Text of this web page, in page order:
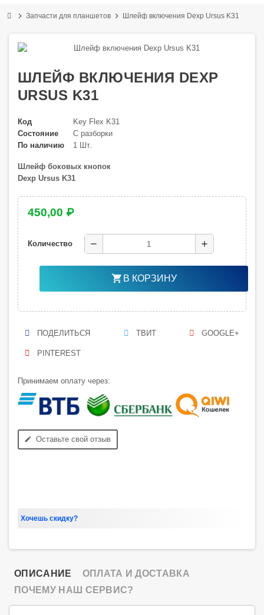
chevron_right Запчасти для планшетов chevron_right Шлейф включения Dexp Ursus K31
ШЛЕЙФ ВКЛЮЧЕНИЯ DEXP
URSUS K31
Код
Key Flex K31
Состояние
С разборки
По наличию
1 Шт.
Шлейф боковых кнопок
Dexp Ursus K31
450,00 ₽
Количество remove add
shopping_cart В КОРЗИНУ
ПОДЕЛИТЬСЯ ТВИТ GOOGLE+
PINTEREST
Принимаем оплату через:
edit Оставьте свой отзыв
Хочешь скидку?
ОПИСАНИЕ
ОПЛАТА И ДОСТАВКА
ПОЧЕМУ НАШ СЕРВИС?